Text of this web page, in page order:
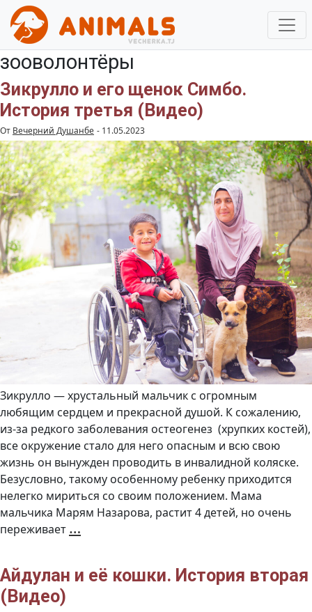
зооволонтёры
Зикрулло и его щенок Симбо.
История третья (Видео)
От Вечерний Душанбе - 11.05.2023
Зикрулло — хрустальный мальчик с огромным
любящим сердцем и прекрасной душой. К сожалению,
из-за редкого заболевания остеогенез (хрупких костей),
все окружение стало для него опасным и всю свою
жизнь он вынужден проводить в инвалидной коляске.
Безусловно, такому особенному ребенку приходится
нелегко мириться со своим положением. Мама
мальчика Марям Назарова, растит 4 детей, но очень
переживает … Зикрулло
иего
История
третья
(Видео)
Айдулан и её кошки. История вторая
(Видео)